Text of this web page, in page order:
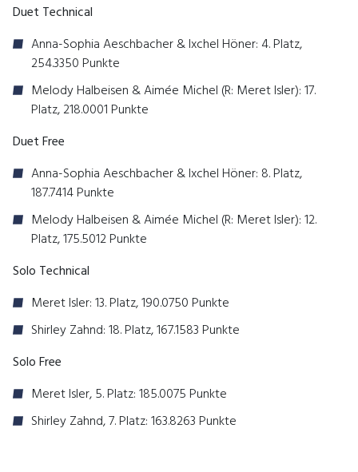
Duet Technical
Anna-Sophia Aeschbacher & Ixchel Höner: 4. Platz,
254.3350 Punkte
Melody Halbeisen & Aimée Michel (R: Meret Isler): 17.
Platz, 218.0001 Punkte
Duet Free
Anna-Sophia Aeschbacher & Ixchel Höner: 8. Platz,
187.7414 Punkte
Melody Halbeisen & Aimée Michel (R: Meret Isler): 12.
Platz, 175.5012 Punkte
Solo Technical
Meret Isler: 13. Platz, 190.0750 Punkte
Shirley Zahnd: 18. Platz, 167.1583 Punkte
Solo Free
Meret Isler, 5. Platz: 185.0075 Punkte
Shirley Zahnd, 7. Platz: 163.8263 Punkte